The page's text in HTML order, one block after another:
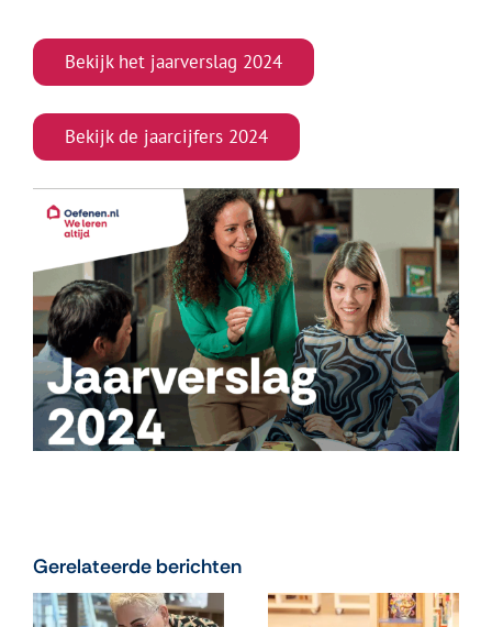
Bekijk het jaarverslag 2024
Bekijk de jaarcijfers 2024
Gerelateerde berichten